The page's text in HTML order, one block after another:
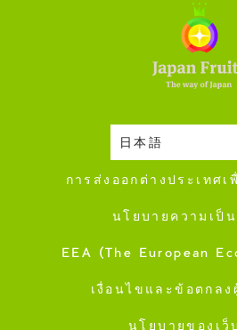
日本語
ปฎิทินการเก็บเ
การส่งออกต่างประเทศเ
นโยบายความเป็
EEA (The European
เงื่อนไขและข้อตกลง
นโยบายของเว็